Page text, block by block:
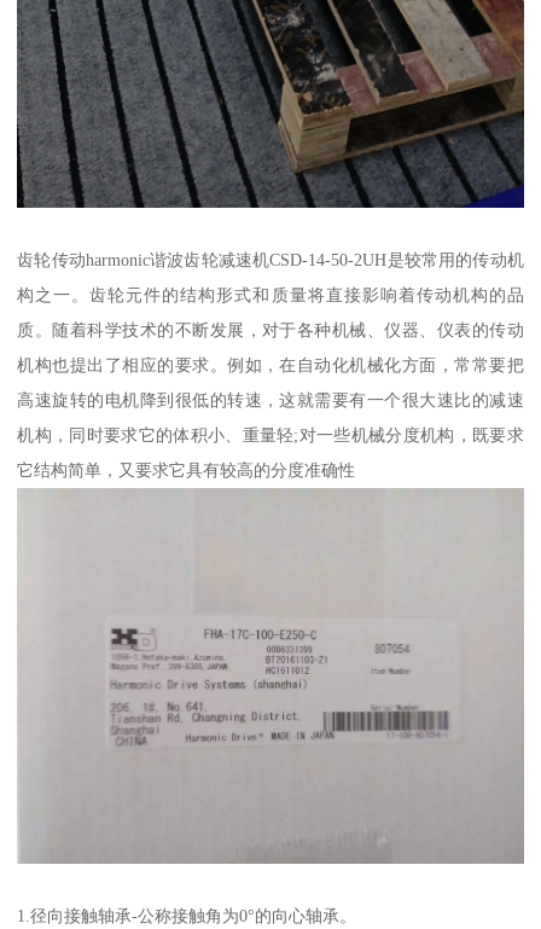
齿轮传动harmonic谐波齿轮减速机CSD-14-50-2UH是较常用的传动机
构之一。齿轮元件的结构形式和质量将直接影响着传动机构的品
质。随着科学技术的不断发展，对于各种机械、仪器、仪表的传动
机构也提出了相应的要求。例如，在自动化机械化方面，常常要把
高速旋转的电机降到很低的转速，这就需要有一个很大速比的减速
机构，同时要求它的体积小、重量轻;对一些机械分度机构，既要求
它结构简单，又要求它具有较高的分度准确性
1.径向接触轴承-公称接触角为0°的向心轴承。